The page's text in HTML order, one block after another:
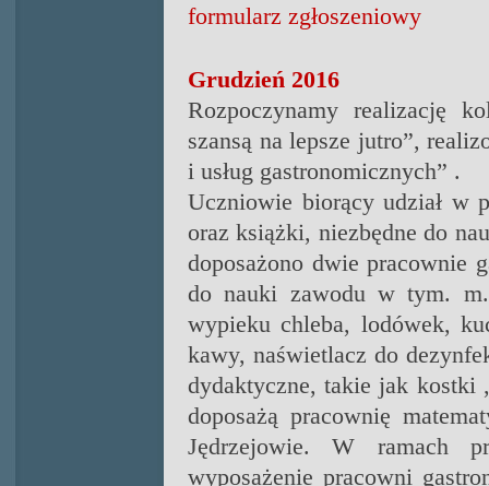
formularz zgłoszeniowy
Grudzień 2016
Rozpoczynamy realizację
szansą na lepsze jutro”,
i usług gastronomicznych” .
Uczniowie biorący udział w
oraz książki, niezbędne do
doposażono dwie pracownie
do nauki zawodu w tym.
wypieku chleba, lodówek,
kawy, naświetlacz do
dydaktyczne, takie jak kostki
doposażą pracownię
Jędrzejowie.W ramach
wyposażenie pracowni